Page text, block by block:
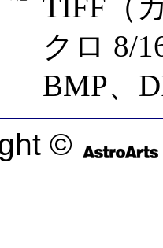
クロ 8/
BMP、
©